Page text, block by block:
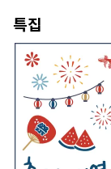
특집